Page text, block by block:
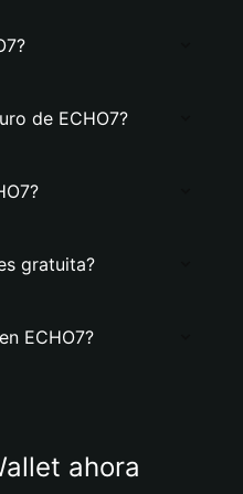
de ECHO7?
gratuita?
ECHO7?
ahora